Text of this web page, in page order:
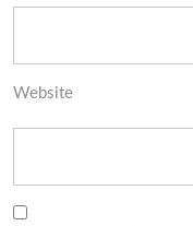
Website